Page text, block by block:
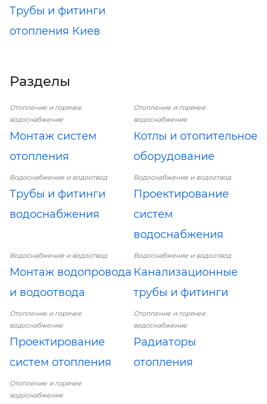
Трубы и фитинги
отопления Киев
Разделы
Отопление и горячее
водоснабжение
Монтаж систем
отопления
Отопление и горячее
водоснабжение
Котлы и отопительное
оборудование
Водоснабжение и водоотвод
Трубы и фитинги
водоснабжения
Водоснабжение и водоотвод
Проектирование
систем
водоснабжения
Водоснабжение и водоотвод
Монтаж водопровода
и водоотвода
Водоснабжение и водоотвод
Канализационные
трубы и фитинги
Отопление и горячее
водоснабжение
Проектирование
систем отопления
Отопление и горячее
водоснабжение
Радиаторы
отопления
Отопление и горячее
водоснабжение